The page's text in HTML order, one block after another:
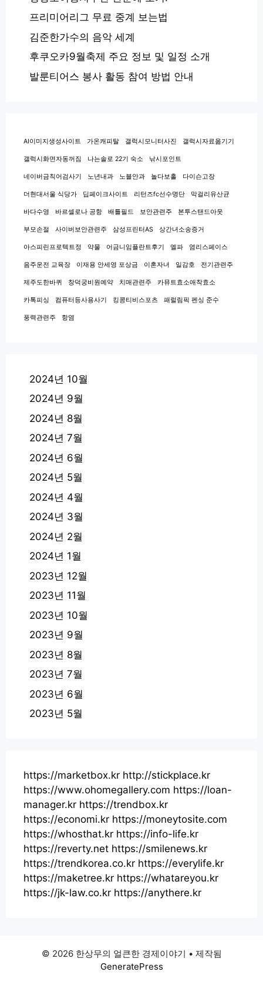
프리미어리그 무료 중계 보는법
김준한가수의 음악 세계
후쿠오카9월축제 주요 정보 및 일정 소개
발룬티어스 봉사 활동 참여 방법 안내
AI이미지생성사이트 가온캐피탈 갤럭시모니터사진 갤럭시자료옮기기
갤럭시화면자동꺼짐 나는솔로 22기 숙소 낚시포인트
네이버금칙어검사기 노년내과 노블안과 놀다보홀 다이슨고장
더현대서울 식당가 딥페이크사이트 리턴즈fc선수명단 막걸리유산균
바다수영 바르셀로나 공항 배틀필드 보안관련주 본투스탠드아웃
부모손절 사이버보안관련주 삼성프린터AS 상간녀소송증거
아스피린프로텍트정 약물 어금니임플란트후기 엘파 염리스페이스
음주운전 교육장 이재용 안세영 포상금 이혼자녀 일감호 전기관련주
제주도한바퀴 창덕궁비원예약 치매관련주 카뮤트효소애착효소
카톡피싱 컴퓨터등사용사기 킹콩티비스포츠 패럴림픽 펜싱 준수
풍력관련주 항염
2024년 10월
2024년 9월
2024년 8월
2024년 7월
2024년 6월
2024년 5월
2024년 4월
2024년 3월
2024년 2월
2024년 1월
2023년 12월
2023년 11월
2023년 10월
2023년 9월
2023년 8월
2023년 7월
2023년 6월
2023년 5월
https://marketbox.kr http://stickplace.kr
https://www.ohomegallery.com https://loan-
manager.kr https://trendbox.kr
https://economi.kr https://moneytosite.com
https://whosthat.kr https://info-life.kr
https://reverty.net https://smilenews.kr
https://trendkorea.co.kr https://everylife.kr
https://maketree.kr https://whatareyou.kr
https://jk-law.co.kr https://anythere.kr
© 2026 한상무의 얼큰한 경제이야기 • 제작됨
GeneratePress